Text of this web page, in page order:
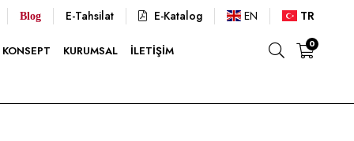
Blog E-Tahsilat E-Katalog EN TR
KONSEPT KURUMSAL İLETIŞIM 0